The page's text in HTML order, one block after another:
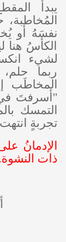
يبدأُ
نفسَهُ أو
الكأسُ
لشيء
ربما
المخاطَب
"أسرفتَ
التمسك
تجربةٍ
الإدمانُ
ذات